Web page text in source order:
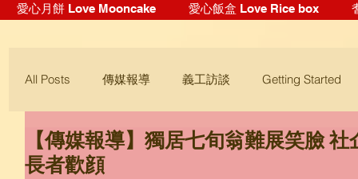
愛心月餅 Love Mooncake 愛心飯盒 Love Rice box
All Posts 傳媒報導 義工訪談 Getting Started
Blogging Tips
【傳媒報導】獨居七旬翁難展笑臉 社
長者歡顔